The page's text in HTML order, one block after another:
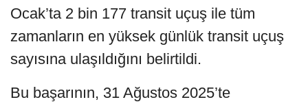
Ocak’ta 2 bin 177 transit uçuş ile tüm
zamanların en yüksek günlük transit uçuş
sayısına ulaşıldığını belirtildi.
Bu başarının, 31 Ağustos 2025’te